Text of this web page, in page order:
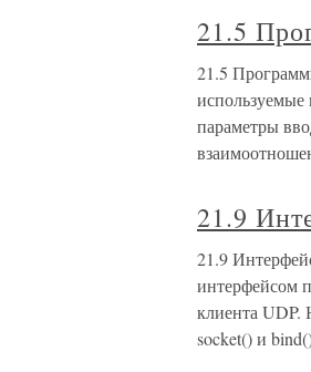
21.5
21.5
используемые
параметры
21.9
21.9
интерфейсом
клиента UDP.
socket() и